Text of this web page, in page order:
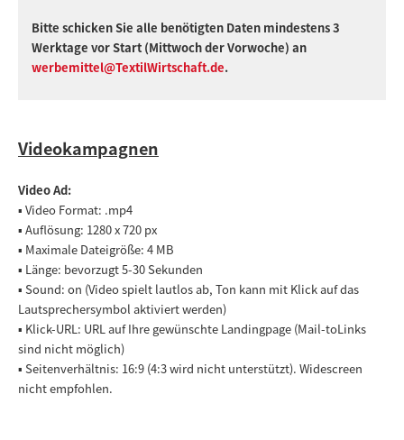
Bitte schicken Sie alle benötigten Daten mindestens 3
Werktage vor Start (Mittwoch der Vorwoche) an
werbemittel@TextilWirtschaft.de.
Videokampagnen
Video Ad:
▪ Video Format: .mp4
▪ Auflösung: 1280 x 720 px
▪ Maximale Dateigröße: 4 MB
▪ Länge: bevorzugt 5-30 Sekunden
▪ Sound: on (Video spielt lautlos ab, Ton kann mit Klick auf das
Lautsprechersymbol aktiviert werden)
▪ Klick-URL: URL auf Ihre gewünschte Landingpage (Mail-toLinks
sind nicht möglich)
▪ Seitenverhältnis: 16:9 (4:3 wird nicht unterstützt). Widescreen
nicht empfohlen.